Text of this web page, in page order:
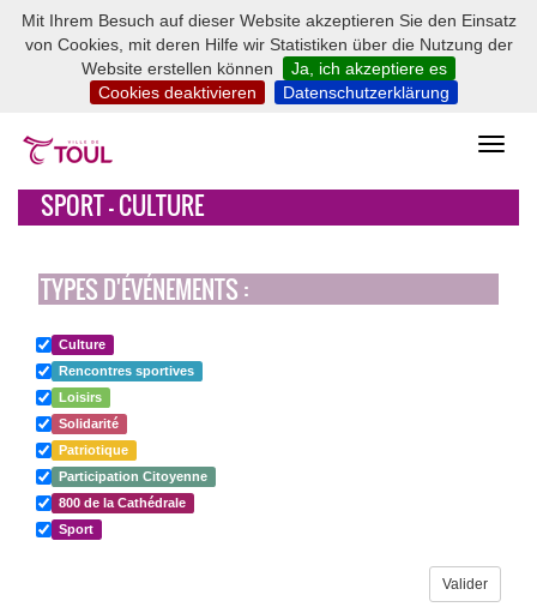
Mit Ihrem Besuch auf dieser Website akzeptieren Sie den Einsatz
von Cookies, mit deren Hilfe wir Statistiken über die Nutzung der
Website erstellen können
Ja, ich akzeptiere es
Cookies deaktivieren
Datenschutzerklärung
SPORT - CULTURE
TYPES D'ÉVÉNEMENTS :
Culture
Rencontres sportives
Loisirs
Solidarité
Patriotique
Participation Citoyenne
800 de la Cathédrale
Sport